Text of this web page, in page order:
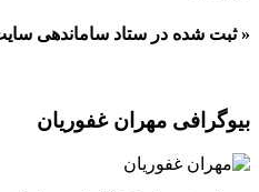
« ثبت شده در ستاد ساماندهی
بیوگرافی مهران غفوریان